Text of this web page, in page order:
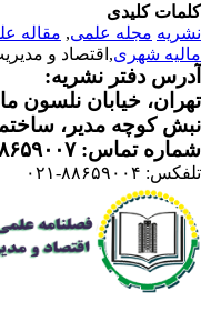
کلیدی
مجله علمی, مقاله
شهری ,اقتصاد و
دفتر نشریه:
خیابان نلسون
کوچه مدیر، ساختمان مدیر -
تماس: ۸۸۶۵۹۰۰۷-۰۲۱
۸۸۶۵۹۰۰۴-۰۲۱